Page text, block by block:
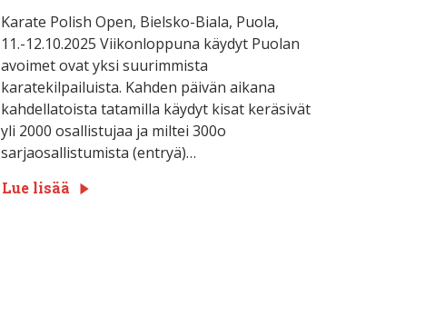
Karate Polish Open, Bielsko-Biala, Puola,
11.-12.10.2025 Viikonloppuna käydyt Puolan
avoimet ovat yksi suurimmista
karatekilpailuista. Kahden päivän aikana
kahdellatoista tatamilla käydyt kisat keräsivät
yli 2000 osallistujaa ja miltei 300o
sarjaosallistumista (entryä)…
Lue lisää